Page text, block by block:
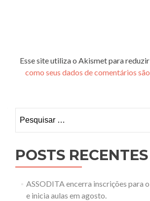
Esse site utiliza o Akismet para
como seus dados de comentários
por:
POSTS RECENTES
ASSODITA encerra inscrições para
e inicia aulas em agosto.